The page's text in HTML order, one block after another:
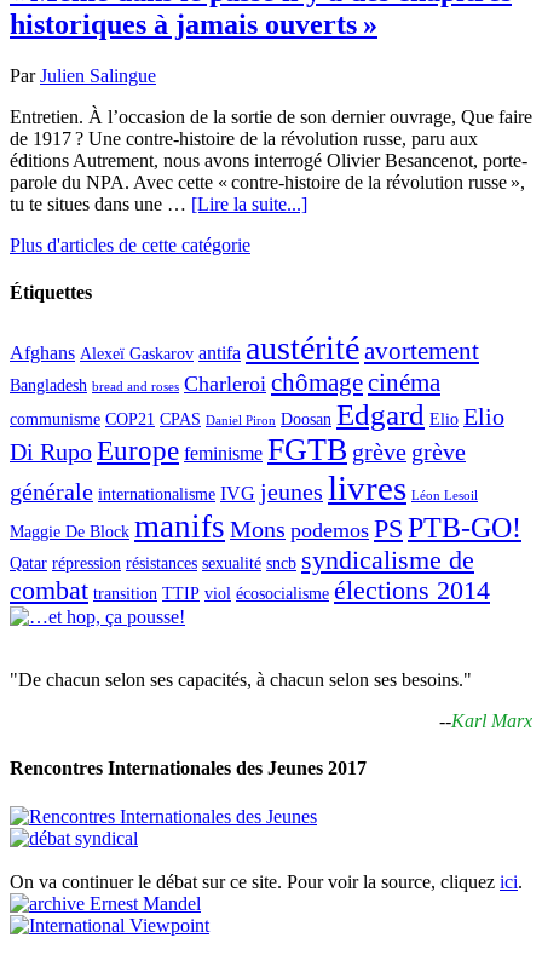
historiques à jamais ouverts »
ParJulien Salingue
Entretien. À l’occasion de la sortie de son dernier ouvrage, Que faire
de 1917 ? Une contre-histoire de la révolution russe, paru aux
éditions Autrement, nous avons interrogé Olivier Besancenot, porte-
parole du NPA. Avec cette « contre-histoire de la révolution russe »,
tu te situes dans une … [Lire la suite...]
Plus d'articles de cette catégorie
Étiquettes
Afghans Alexeï Gaskarov antifa austéritéavortement
Bangladesh bread and roses Charleroi chômagecinéma
communisme COP21 CPAS Daniel Piron Doosan Edgard Elio Elio
Di RupoEurope feminisme FGTB grève grève
générale internationalisme IVG jeunes livres Léon Lesoil
Maggie De Block manifs Mons podemos PS PTB-GO!
Qatar répression résistances sexualité sncb syndicalisme de
combat transition TTIP viol écosocialisme élections 2014
"De chacun selon ses capacités, à chacun selon ses besoins."
--Karl Marx
Rencontres Internationales des Jeunes 2017
On va continuer le débat sur ce site. Pour voir la source, cliquez ici.